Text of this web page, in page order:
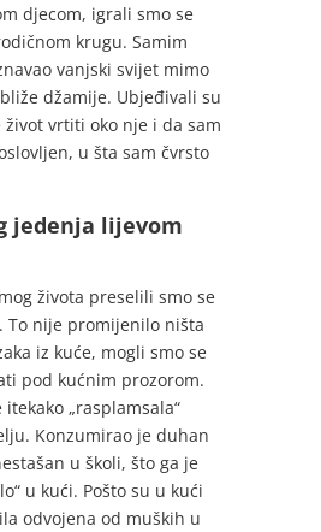
djecom, igrali smo se
krugu. Samim
vanjski svijet mimo
džamije. Ubjeđivali su
život vrtiti oko nje i da sam
u šta sam čvrsto
jedenja lijevom
života preselili smo se
To nije promijenilo ništa
iz kuće, mogli smo se
pod kućnim prozorom.
„rasplamsala“
Konzumirao je duhan
u školi, što ga je
u kući. Pošto su u kući
odvojena od muških u